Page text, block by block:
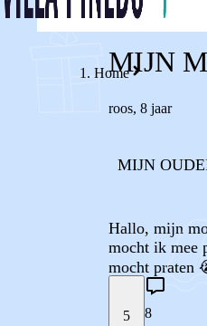
Home
MIJN
roos, 8 jaar
MIJN
Hallo, mijn
mocht ik mee
mocht praten
5 8